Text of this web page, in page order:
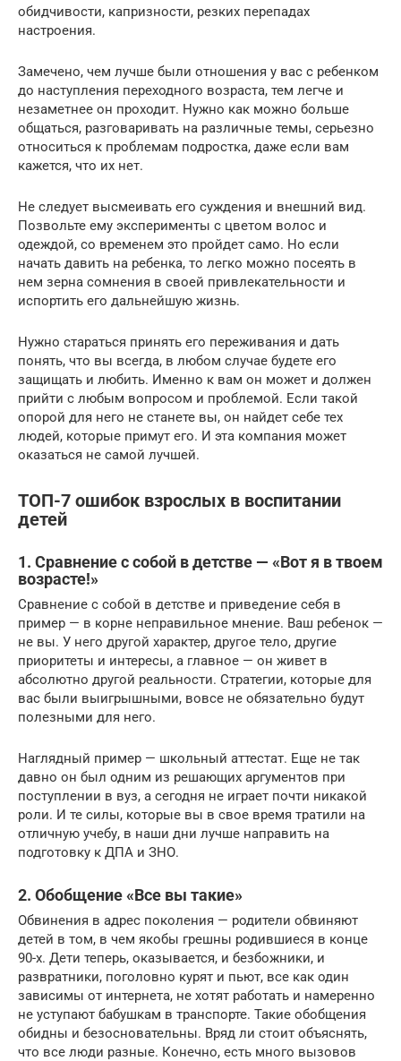
обидчивости, капризности, резких перепадах
настроения.
Замечено, чем лучше были отношения у вас с ребенком
до наступления переходного возраста, тем легче и
незаметнее он проходит. Нужно как можно больше
общаться, разговаривать на различные темы, серьезно
относиться к проблемам подростка, даже если вам
кажется, что их нет.
Не следует высмеивать его суждения и внешний вид.
Позвольте ему эксперименты с цветом волос и
одеждой, со временем это пройдет само. Но если
начать давить на ребенка, то легко можно посеять в
нем зерна сомнения в своей привлекательности и
испортить его дальнейшую жизнь.
Нужно стараться принять его переживания и дать
понять, что вы всегда, в любом случае будете его
защищать и любить. Именно к вам он может и должен
прийти с любым вопросом и проблемой. Если такой
опорой для него не станете вы, он найдет себе тех
людей, которые примут его. И эта компания может
оказаться не самой лучшей.
ТОП-7 ошибок взрослых в воспитании
детей
1. Сравнение с собой в детстве — «Вот я в твоем
возрасте!»
Сравнение с собой в детстве и приведение себя в
пример — в корне неправильное мнение. Ваш ребенок —
не вы. У него другой характер, другое тело, другие
приоритеты и интересы, а главное — он живет в
абсолютно другой реальности. Стратегии, которые для
вас были выигрышными, вовсе не обязательно будут
полезными для него.
Наглядный пример — школьный аттестат. Еще не так
давно он был одним из решающих аргументов при
поступлении в вуз, а сегодня не играет почти никакой
роли. И те силы, которые вы в свое время тратили на
отличную учебу, в наши дни лучше направить на
подготовку к ДПА и ЗНО.
2. Обобщение «Все вы такие»
Обвинения в адрес поколения — родители обвиняют
детей в том, в чем якобы грешны родившиеся в конце
90-х. Дети теперь, оказывается, и безбожники, и
развратники, поголовно курят и пьют, все как один
зависимы от интернета, не хотят работать и намеренно
не уступают бабушкам в транспорте. Такие обобщения
обидны и безосновательны. Вряд ли стоит объяснять,
что все люди разные. Конечно, есть много вызовов